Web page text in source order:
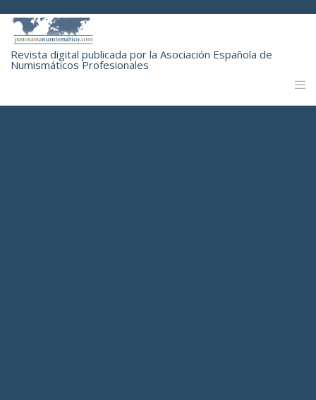
Revista digital publicada por la Asociación Española de
Numismáticos Profesionales